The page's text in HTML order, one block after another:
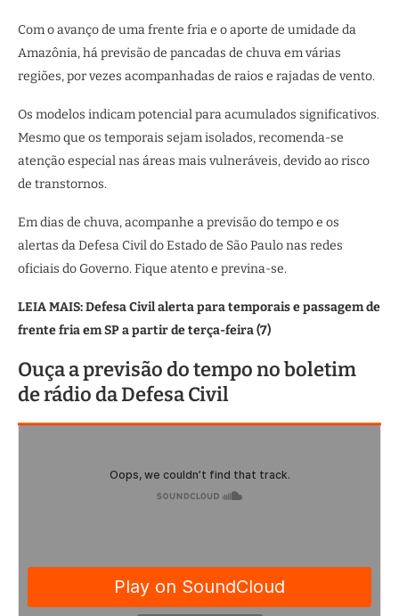
Com o avanço de uma frente fria e o aporte de umidade da
Amazônia, há previsão de pancadas de chuva em várias
regiões, por vezes acompanhadas de raios e rajadas de vento.
Os modelos indicam potencial para acumulados significativos.
Mesmo que os temporais sejam isolados, recomenda-se
atenção especial nas áreas mais vulneráveis, devido ao risco
de transtornos.
Em dias de chuva, acompanhe a previsão do tempo e os
alertas da Defesa Civil do Estado de São Paulo nas redes
oficiais do Governo. Fique atento e previna-se.
LEIA MAIS: Defesa Civil alerta para temporais e passagem de
frente fria em SP a partir de terça-feira (7)
Ouça a previsão do tempo no boletim
de rádio da Defesa Civil